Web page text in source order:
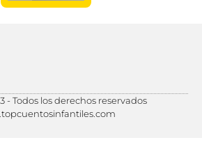
- Todos los derechos reservados